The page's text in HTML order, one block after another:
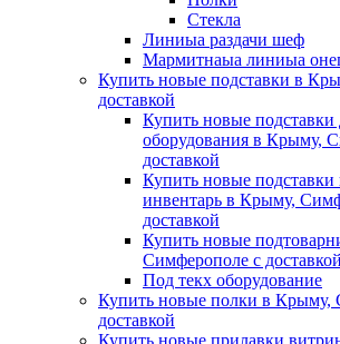
Стекла
Линиыа раздачи шеф
Мармитнаыа линиыа
Купить новые подставки в
доставкой
Купить новые подставки
оборудования в Крыму,
доставкой
Купить новые
инвентарь в Крыму,
доставкой
Купить новые
Симферополе с доставкой
Под текх оборудование
Купить новые полки в Крыму,
доставкой
Купить новые прилавки